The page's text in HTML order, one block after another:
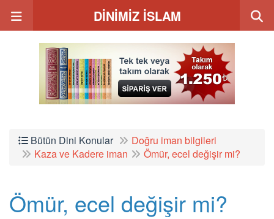
DİNİMİZ İSLAM
Bütün Dini Konular
Doğru iman bilgileri
Kaza ve Kadere iman
Ömür, ecel değişir mi?
Ömür, ecel değişir mi?